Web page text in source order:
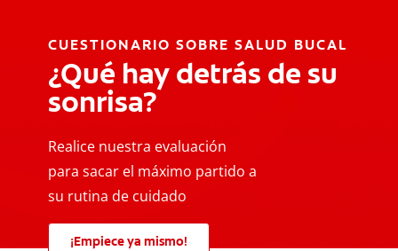
CUESTIONARIO SOBRE SALUD BUCAL
¿Qué hay detrás de su
sonrisa?
Realice nuestra evaluación
para sacar el máximo partido a
su rutina de cuidado
¡Empiece ya mismo!